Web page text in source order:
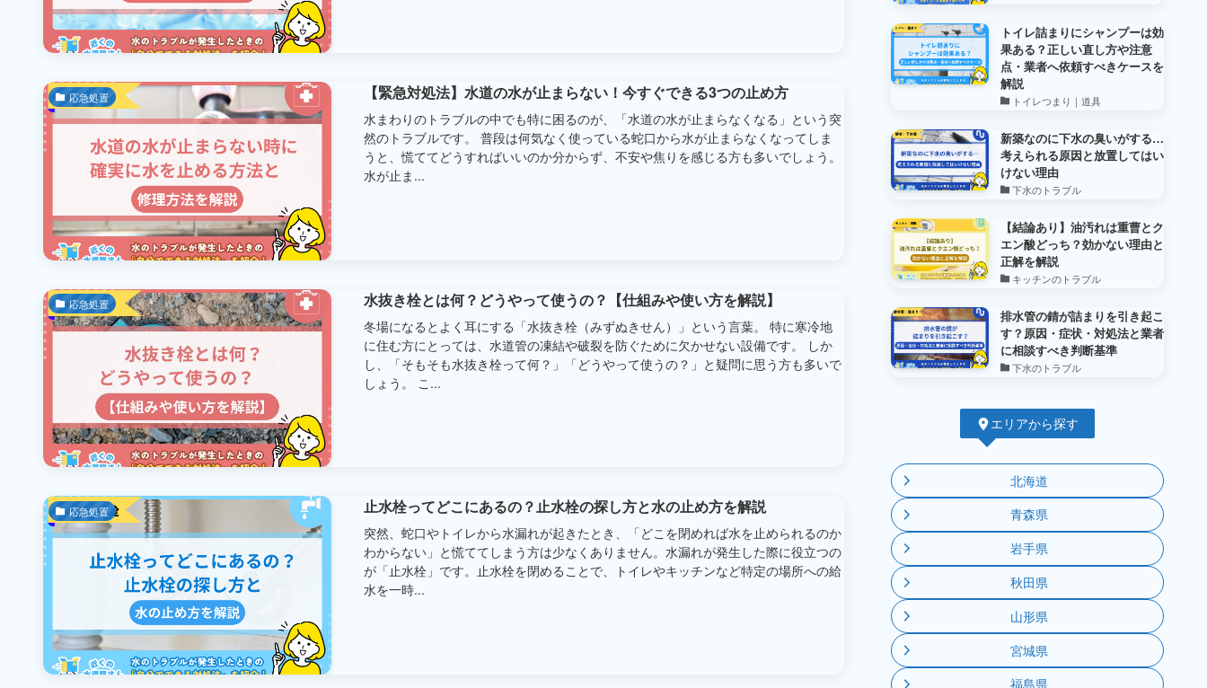
応急処置 【緊急対処法】水道の水が止まらない！今すぐできる3つの止め方
水まわりのトラブルの中でも特に困るのが、「水道の水が止まらなくなる」という突
然のトラブルです。 普段は何気なく使っている蛇口から水が止まらなくなってしま
うと、慌ててどうすればいいのか分からず、不安や焦りを感じる方も多いでしょう。
水が止ま...
応急処置 水抜き栓とは何？どうやって使うの？【仕組みや使い方を解説】
冬場になるとよく耳にする「水抜き栓（みずぬきせん）」という言葉。 特に寒冷地
に住む方にとっては、水道管の凍結や破裂を防ぐために欠かせない設備です。 しか
し、「そもそも水抜き栓って何？」「どうやって使うの？」と疑問に思う方も多いで
しょう。 こ...
応急処置 止水栓ってどこにあるの？止水栓の探し方と水の止め方を解説
突然、蛇口やトイレから水漏れが起きたとき、「どこを閉めれば水を止められるのか
わからない」と慌ててしまう方は少なくありません。水漏れが発生した際に役立つの
が「止水栓」です。止水栓を閉めることで、トイレやキッチンなど特定の場所への給
水を一時...
トイレ詰まりにシャンプーは効
果ある？正しい直し方や注意
点・業者へ依頼すべきケースを
解説
トイレつまり｜道具
新築なのに下水の臭いがする…
考えられる原因と放置してはい
けない理由
下水のトラブル
【結論あり】油汚れは重曹とク
エン酸どっち？効かない理由と
正解を解説
キッチンのトラブル
排水管の錆が詰まりを引き起こ
す？原因・症状・対処法と業者
に相談すべき判断基準
下水のトラブル
エリアから探す
北海道
青森県
岩手県
秋田県
山形県
宮城県
福島県